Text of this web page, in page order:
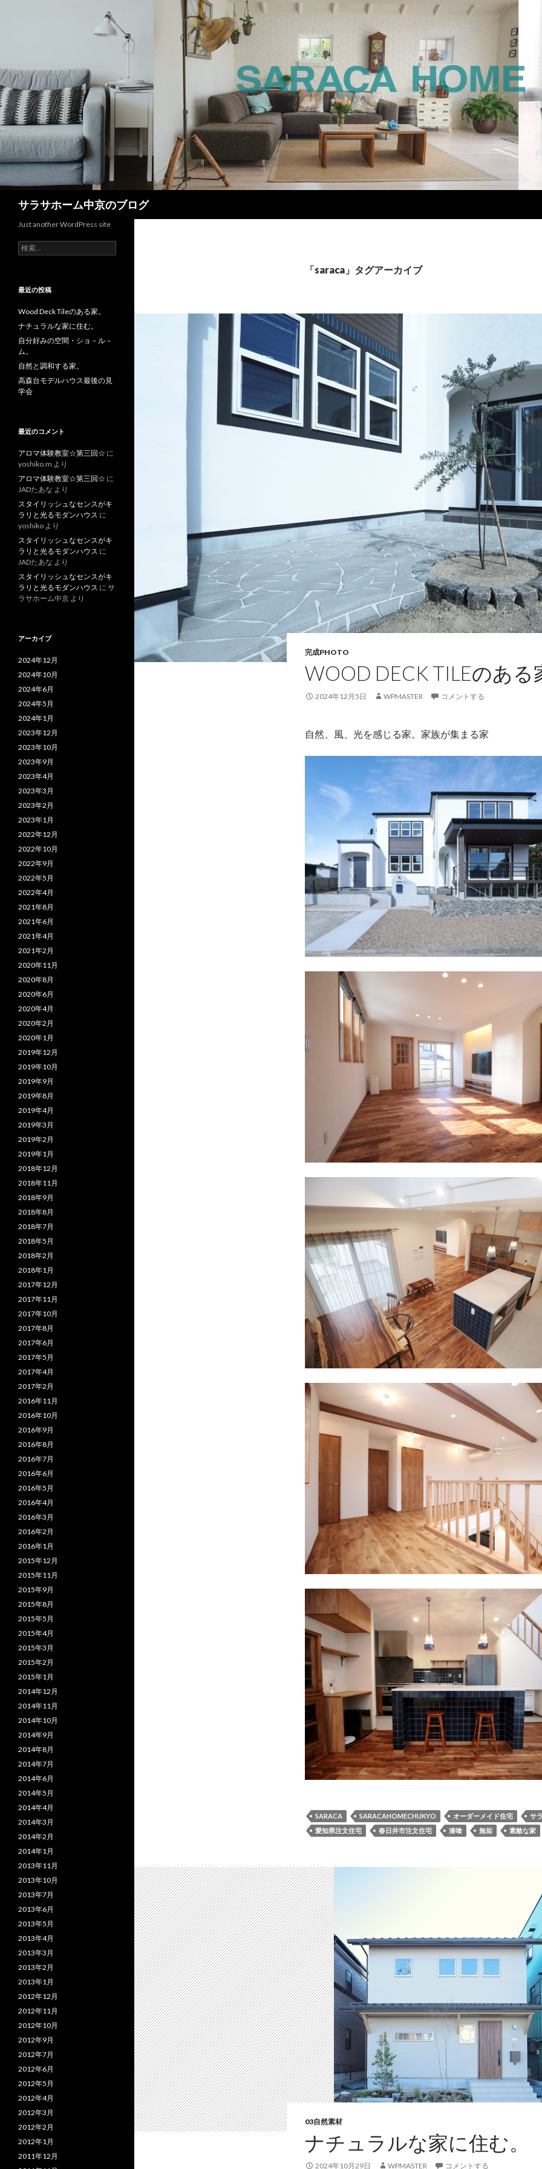
サラサホーム中京のブログ
「saraca」タグアーカイブ
完成PHOTO
WOOD DECK TILEのある
2024年12月5日 WPMASTER コメントする
自然、風、光を感じる家。家族が集まる家
SARACA SARACAHOMECHUKYO オーダーメイド住宅
サ
愛知県注文住宅
春日井市注文住宅 漆喰 無垢 素敵な家
03自然素材
ナチュラルな家に住む。
2024年10月29日 WPMASTER コメントする
Just another WordPress site
検
索:
最近の投稿
Wood Deck Tileのある家。
ナチュラルな家に住む。
自分好みの空間・ショ－ル－
ム。
自然と調和する家。
高森台モデルハウス最後の見
学会
最近のコメント
アロマ体験教室☆第三回☆ に
yoshiko.m より
アロマ体験教室☆第三回☆ に
JADたあな より
スタイリッシュなセンスがキ
ラリと光るモダンハウス に
yoshiko より
スタイリッシュなセンスがキ
ラリと光るモダンハウス に
JADたあな より
スタイリッシュなセンスがキ
ラリと光るモダンハウス に サ
ラサホーム中京 より
アーカイブ
2024年12月
2024年10月
2024年6月
2024年5月
2024年1月
2023年12月
2023年10月
2023年9月
2023年4月
2023年3月
2023年2月
2023年1月
2022年12月
2022年10月
2022年9月
2022年5月
2022年4月
2021年8月
2021年6月
2021年4月
2021年2月
2020年11月
2020年8月
2020年6月
2020年4月
2020年2月
2020年1月
2019年12月
2019年10月
2019年9月
2019年8月
2019年4月
2019年3月
2019年2月
2019年1月
2018年12月
2018年11月
2018年9月
2018年8月
2018年7月
2018年5月
2018年2月
2018年1月
2017年12月
2017年11月
2017年10月
2017年8月
2017年6月
2017年5月
2017年4月
2017年2月
2016年11月
2016年10月
2016年9月
2016年8月
2016年7月
2016年6月
2016年5月
2016年4月
2016年3月
2016年2月
2016年1月
2015年12月
2015年11月
2015年9月
2015年8月
2015年5月
2015年4月
2015年3月
2015年2月
2015年1月
2014年12月
2014年11月
2014年10月
2014年9月
2014年8月
2014年7月
2014年6月
2014年5月
2014年4月
2014年3月
2014年2月
2014年1月
2013年11月
2013年10月
2013年7月
2013年6月
2013年5月
2013年4月
2013年3月
2013年2月
2013年1月
2012年12月
2012年11月
2012年10月
2012年9月
2012年7月
2012年6月
2012年5月
2012年4月
2012年3月
2012年2月
2012年1月
2011年12月